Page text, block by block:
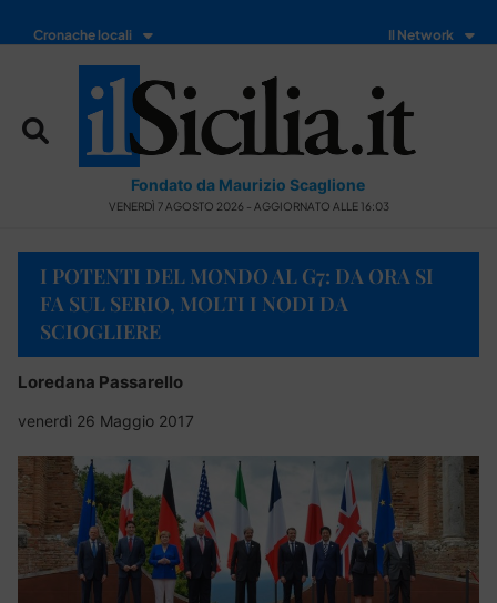
Cronache locali Il Network
Fondato da Maurizio Scaglione
VENERDÌ 7 AGOSTO 2026 - AGGIORNATO ALLE 16:03
I POTENTI DEL MONDO AL G7: DA ORA SI
FA SUL SERIO, MOLTI I NODI DA
SCIOGLIERE
Loredana Passarello
venerdì 26 Maggio 2017